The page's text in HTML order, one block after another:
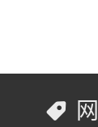
